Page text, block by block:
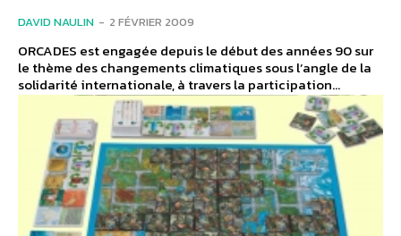
DAVID NAULIN - 2 FÉVRIER 2009
ORCADES est engagée depuis le début des années 90 sur
le thème des changements climatiques sous l’angle de la
solidarité internationale, à travers la participation...